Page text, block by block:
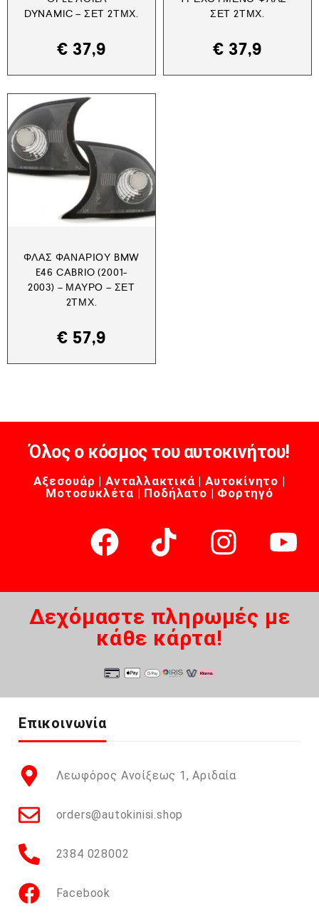
DYNAMIC – ΣΕΤ 2ΤΜΧ.
€ 37,9
ΣΕΤ 2ΤΜΧ.
€ 37,9
ΦΛΑΣ ΦΑΝΑΡΙΟΎ BMW
E46 CABRIO (2001-
2003) – ΜΑΎΡΟ – ΣΕΤ
2ΤΜΧ.
€ 57,9
Όλος ο κόσμος του αυτοκινήτου!
Αξεσουάρ | Ανταλλακτικά | Αυτοκίνητο |
Μοτοσυκλέτα | Ποδήλατο | Φορτηγό
Δεχόμαστε πληρωμές με
κάθε κάρτα!
Επικοινωνία
Λεωφόρος Ανοίξεως 1, Αριδαία
orders@autokinisi.shop
2384 028002
Facebook